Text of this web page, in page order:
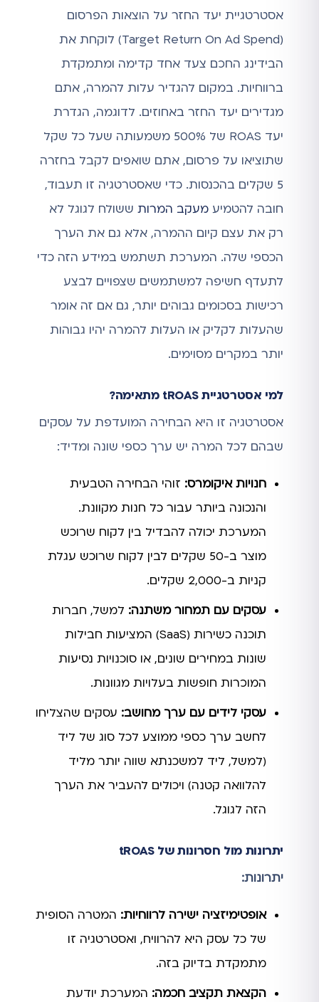
אסטרטגיית יעד החזר על הוצאות הפרסום
(Target Return On Ad Spend) לוקחת את
הבידינג החכם צעד אחד קדימה ומתמקדת
ברווחיות. במקום להגדיר עלות להמרה, אתם
מגדירים יעד החזר באחוזים. לדוגמה, הגדרת
יעד ROAS של 500% משמעותה שעל כל שקל
שתוציאו על פרסום, אתם שואפים לקבל בחזרה
5 שקלים בהכנסות. כדי שאסטרטגיה זו תעבוד,
חובה להטמיע מעקב המרות ששולח לגוגל לא
רק את עצם קיום ההמרה, אלא גם את הערך
הכספי שלה. המערכת תשתמש במידע הזה כדי
לתעדף חשיפה למשתמשים שצפויים לבצע
רכישות בסכומים גבוהים יותר, גם אם זה אומר
שהעלות לקליק או העלות להמרה יהיו גבוהות
יותר במקרים מסוימים.
למי אסטרטגיית tROAS מתאימה?
אסטרטגיה זו היא הבחירה המועדפת על עסקים
שבהם לכל המרה יש ערך כספי שונה ומדיד:
חנויות איקומרס: זוהי הבחירה הטבעית
והנכונה ביותר עבור כל חנות מקוונת.
המערכת יכולה להבדיל בין לקוח שרוכש
מוצר ב-50 שקלים לבין לקוח שרוכש עגלת
קניות ב-2,000 שקלים.
עסקים עם תמחור משתנה: למשל, חברות
תוכנה כשירות (SaaS) המציעות חבילות
שונות במחירים שונים, או סוכנויות נסיעות
המוכרות חופשות בעלויות מגוונות.
עסקי לידים עם ערך מחושב: עסקים שהצליחו
לחשב ערך כספי ממוצע לכל סוג של ליד
(למשל, ליד למשכנתא שווה יותר מליד
להלוואה קטנה) ויכולים להעביר את הערך
הזה לגוגל.
יתרונות מול חסרונות של tROAS
יתרונות:
אופטימיזציה ישירה לרווחיות: המטרה הסופית
של כל עסק היא להרוויח, ואסטרטגיה זו
מתמקדת בדיוק בזה.
הקצאת תקציב חכמה: המערכת יודעת